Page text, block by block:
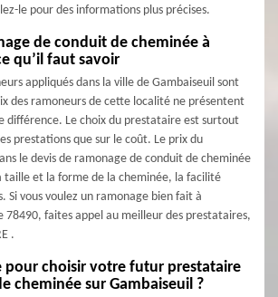
le pour des informations plus précises.
de conduit de cheminée à
qu’il faut savoir
appliqués dans la ville de Gambaiseuil sont
des ramoneurs de cette localité ne présentent
différence. Le choix du prestataire est surtout
prestations que sur le coût. Le prix du
le devis de ramonage de conduit de cheminée
taille et la forme de la cheminée, la facilité
Si vous voulez un ramonage bien fait à
78490, faites appel au meilleur des prestataires,
.
pour choisir votre futur prestataire
cheminée sur Gambaiseuil ?